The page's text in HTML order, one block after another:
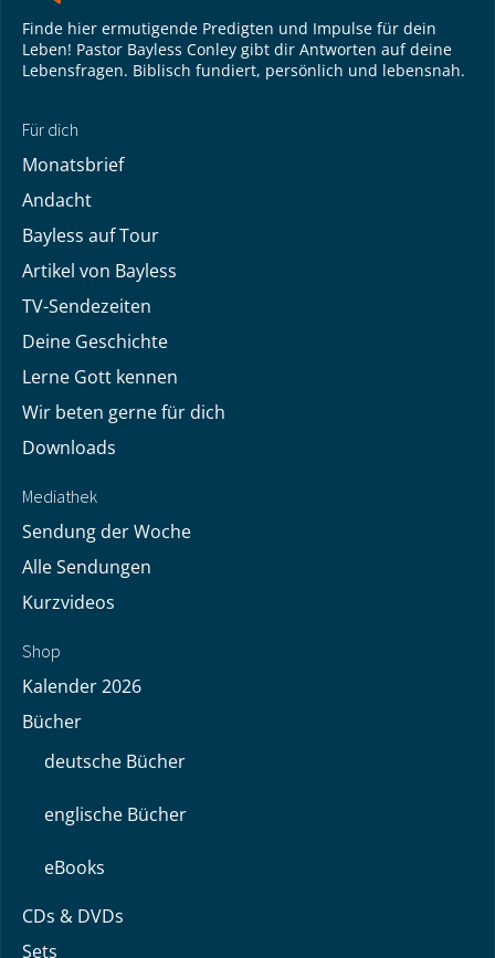
Finde hier ermutigende Predigten und Impulse für dein
Leben! Pastor Bayless Conley gibt dir Antworten auf deine
Lebensfragen. Biblisch fundiert, persönlich und lebensnah.
Für dich
Monatsbrief
Andacht
Bayless auf Tour
Artikel von Bayless
TV-Sendezeiten
Deine Geschichte
Lerne Gott kennen
Wir beten gerne für dich
Downloads
Mediathek
Sendung der Woche
Alle Sendungen
Kurzvideos
Shop
Kalender 2026
Bücher
deutsche Bücher
englische Bücher
eBooks
CDs & DVDs
Sets